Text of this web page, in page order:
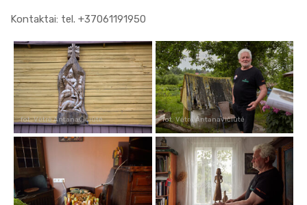
Kontaktai: tel. +37061191950
fot. Vėtrė Antanavičiūtė fot. Vėtrė Antanavičiūtė